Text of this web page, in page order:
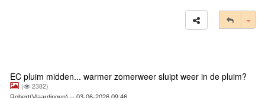
EC pluim midden... warmer zomerweer sluipt weer in de pluim?
( 2382)